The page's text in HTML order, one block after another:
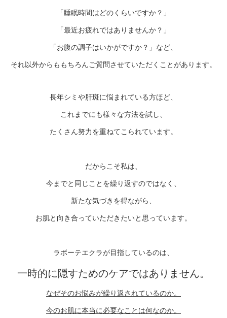
「睡眠時間はどのくらいですか？」
「最近お疲れではありませんか？」
「お腹の調子はいかがですか？」など、
それ以外からももちろんご質問させていただくことがあります。
長年シミや肝斑に悩まれている方ほど、
これまでにも様々な方法を試し、
たくさん努力を重ねてこられています。
だからこそ私は、
今までと同じことを繰り返すのではなく、
新たな気づきを得ながら、
お肌と向き合っていただきたいと思っています。
ラボーテエクラが目指しているのは、
一時的に隠すためのケアではありません。
なぜそのお悩みが繰り返されているのか。
今のお肌に本当に必要なことは何なのか。